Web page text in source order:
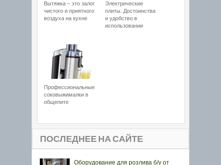
Вытяжка – это залог
чистого и приятного
воздуха на кухне
Электрические
плиты. Достоинства
и удобство в
использовании
Профессиональные
соковыжималки в
общепите
ПОСЛЕДНЕЕ НА САЙТЕ
Оборудование для розлива б/у от